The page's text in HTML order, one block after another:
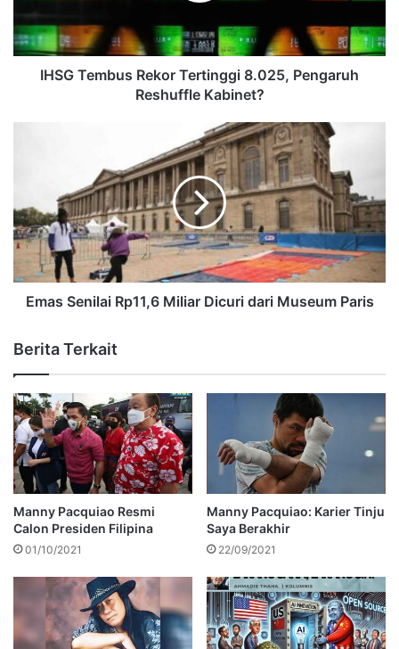
IHSG Tembus Rekor Tertinggi 8.025, Pengaruh
Reshuffle Kabinet?
Emas Senilai Rp11,6 Miliar Dicuri dari Museum Paris
Berita Terkait
Manny Pacquiao Resmi
Calon Presiden Filipina
01/10/2021
Manny Pacquiao: Karier Tinju
Saya Berakhir
22/09/2021